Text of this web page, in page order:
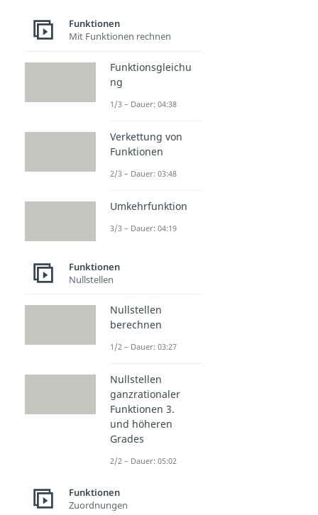
Funktionen
Mit Funktionen rechnen
Funktionsgleichu
ng
1/3 – Dauer: 04:38
Verkettung von
Funktionen
2/3 – Dauer: 03:48
Umkehrfunktion
3/3 – Dauer: 04:19
Funktionen
Nullstellen
Nullstellen
berechnen
1/2 – Dauer: 03:27
Nullstellen
ganzrationaler
Funktionen 3.
und höheren
Grades
2/2 – Dauer: 05:02
Funktionen
Zuordnungen